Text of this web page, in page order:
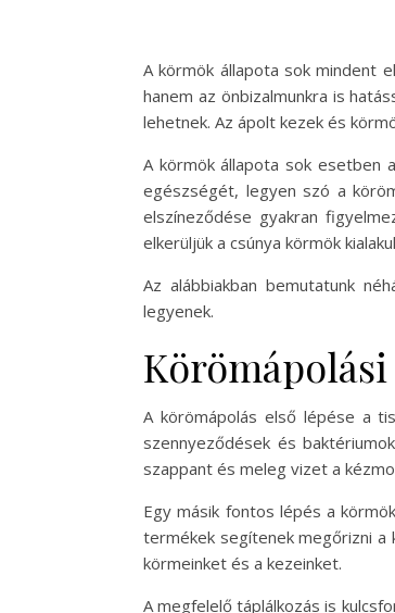
A körmök állapota sok mindent
hanem az önbizalmunkra is
lehetnek. Az ápolt kezek és
A körmök állapota sok esetben
egészségét, legyen szó a
elszíneződése gyakran
elkerüljük a csúnya körmök
Az alábbiakban bemutatunk
legyenek.
A körömápolás első lépése a
szennyeződések és
szappant és meleg vizet a
Egy másik fontos lépés a
termékek segítenek megőrizni a
körmeinket és a kezeinket.
A megfelelő táplálkozás is